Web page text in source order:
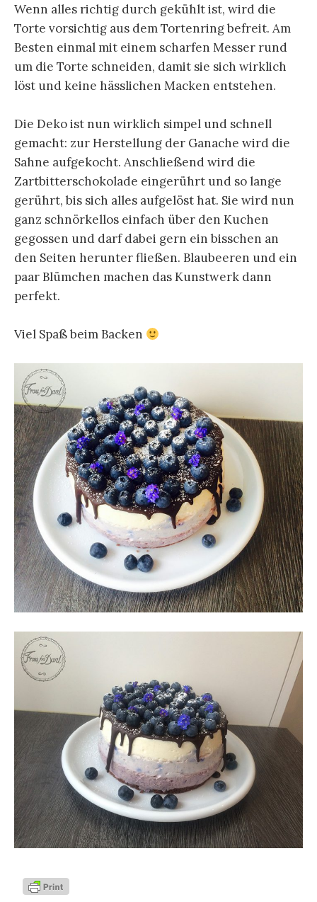
Wenn alles richtig durch gekühlt ist, wird die
Torte vorsichtig aus dem Tortenring befreit. Am
Besten einmal mit einem scharfen Messer rund
um die Torte schneiden, damit sie sich wirklich
löst und keine hässlichen Macken entstehen.
Die Deko ist nun wirklich simpel und schnell
gemacht: zur Herstellung der Ganache wird die
Sahne aufgekocht. Anschließend wird die
Zartbitterschokolade eingerührt und so lange
gerührt, bis sich alles aufgelöst hat. Sie wird nun
ganz schnörkellos einfach über den Kuchen
gegossen und darf dabei gern ein bisschen an
den Seiten herunter fließen. Blaubeeren und ein
paar Blümchen machen das Kunstwerk dann
perfekt.
Viel Spaß beim Backen